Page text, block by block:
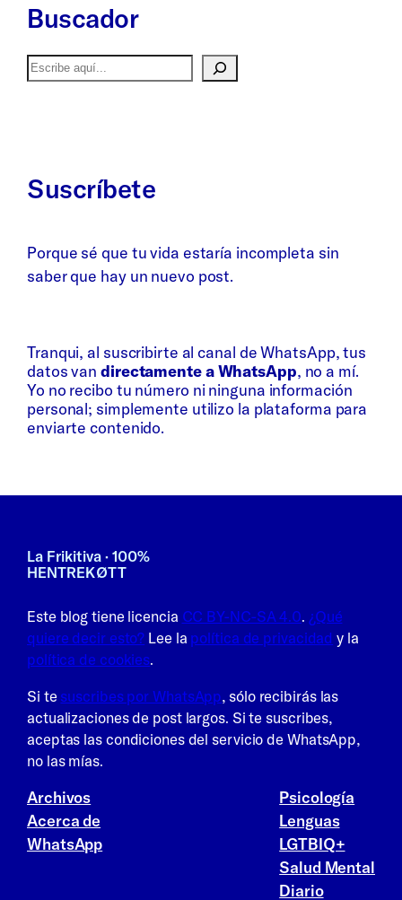
Buscador
Buscar
Suscríbete
Porque sé que tu vida estaría incompleta sin
saber que hay un nuevo post.
Tranqui, al suscribirte al canal de WhatsApp, tus
datos vandirectamente a WhatsApp, no a mí.
Yo no recibo tu número ni ninguna información
personal; simplemente utilizo la plataforma para
enviarte contenido.
La Frikitiva · 100%
HENTREKØTT
Este blog tiene licencia CC BY-NC-SA 4.0. ¿Qué
quiere decir esto? Lee la política de privacidad y la
política de cookies.
Si te suscribes por WhatsApp, sólo recibirás las
actualizaciones de post largos. Si te suscribes,
aceptas las condiciones del servicio de WhatsApp,
no las mías.
Archivos
Acerca de
WhatsApp
Psicología
Lenguas
LGTBIQ+
Salud Mental
Diario